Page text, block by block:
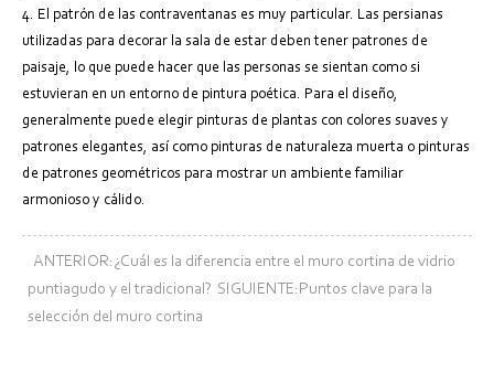
4. El patrón de las contraventanas es muy particular. Las persianas
utilizadas para decorar la sala de estar deben tener patrones de
paisaje, lo que puede hacer que las personas se sientan como si
estuvieran en un entorno de pintura poética. Para el diseño,
generalmente puede elegir pinturas de plantas con colores suaves y
patrones elegantes, así como pinturas de naturaleza muerta o pinturas
de patrones geométricos para mostrar un ambiente familiar
armonioso y cálido.
ANTERIOR:¿Cuál es la diferencia entre el muro cortina de vidrio
puntiagudo y el tradicional? SIGUIENTE:Puntos clave para la
selección del muro cortina